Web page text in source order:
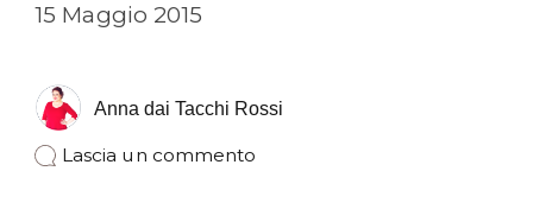
15 Maggio 2015
Anna dai Tacchi Rossi
Lascia un commento